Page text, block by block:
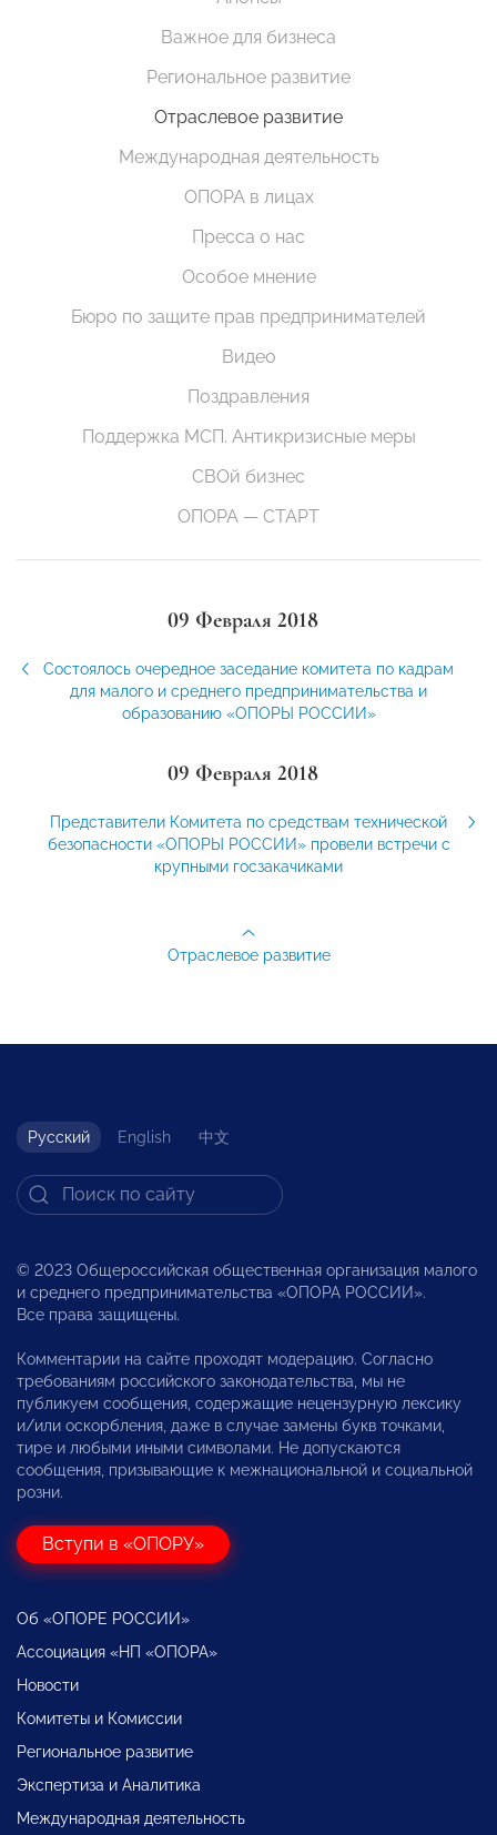
Важное для бизнеса
Региональное развитие
Отраслевое развитие
Международная деятельность
ОПОРА в лицах
Пресса о нас
Особое мнение
Бюро по защите прав предпринимателей
Видео
Поздравления
Поддержка МСП. Антикризисные меры
СВОй бизнес
ОПОРА — СТАРТ
09 Февраля 2018
Состоялось очередное заседание комитета по кадрам
для малого и среднего предпринимательства и
образованию «ОПОРЫ РОССИИ»
09 Февраля 2018
Представители Комитета по средствам технической
безопасности «ОПОРЫ РОССИИ» провели встречи с
крупными госзакачиками
Отраслевое развитие
Русский English 中文
© 2023 Общероссийская общественная организация малого
и среднего предпринимательства «ОПОРА РОССИИ».
Все права защищены.
Комментарии на сайте проходят модерацию. Согласно
требованиям российского законодательства, мы не
публикуем сообщения, содержащие нецензурную лексику
и/или оскорбления, даже в случае замены букв точками,
тире и любыми иными символами. Не допускаются
сообщения, призывающие к межнациональной и социальной
розни.
Вступи в «ОПОРУ»
Об «ОПОРЕ РОССИИ»
Ассоциация «НП «ОПОРА»
Новости
Комитеты и Комиссии
Региональное развитие
Экспертиза и Аналитика
Международная деятельность